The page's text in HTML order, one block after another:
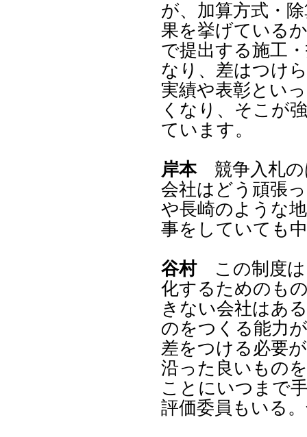
が、加算方式・
果を挙げている
で提出する施工
なり、差はつけ
実績や表彰とい
くなり、そこが
ています。
岸本競争入札の
会社はどう頑張
や長崎のような
事をしていても
谷村この制度は
化するためのも
きない会社はあ
のをつくる能力
差をつける必要
沿った良いもの
ことにいつまで
評価委員もいる